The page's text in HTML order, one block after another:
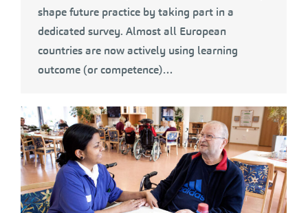
shape future practice by taking part in a
dedicated survey. Almost all European
countries are now actively using learning
outcome (or competence)…